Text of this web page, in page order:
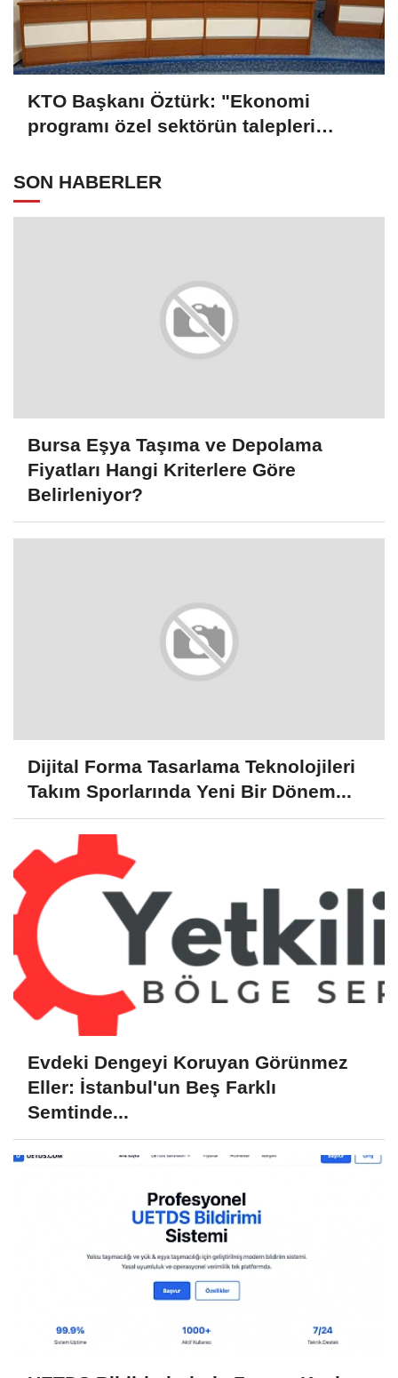
KTO Başkanı Öztürk: "Ekonomi
programı özel sektörün talepleri
SON HABERLER
Bursa Eşya Taşıma ve Depolama
Fiyatları Hangi Kriterlere Göre
Belirleniyor?
Dijital Forma Tasarlama Teknolojileri
Takım Sporlarında Yeni Bir Dönem...
Evdeki Dengeyi Koruyan Görünmez
Eller: İstanbul'un Beş Farklı
Semtinde...